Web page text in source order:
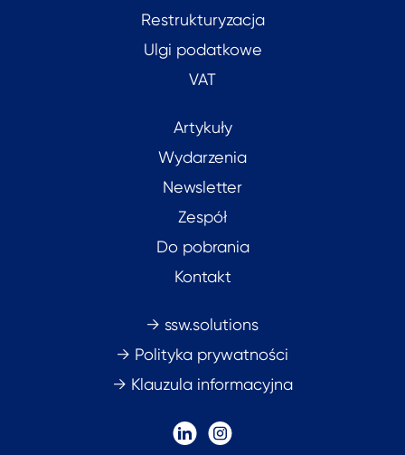
Restrukturyzacja
Ulgi podatkowe
VAT
Artykuły
Wydarzenia
Newsletter
Zespół
Do pobrania
Kontakt
→ ssw.solutions
→ Polityka prywatności
→ Klauzula informacyjna